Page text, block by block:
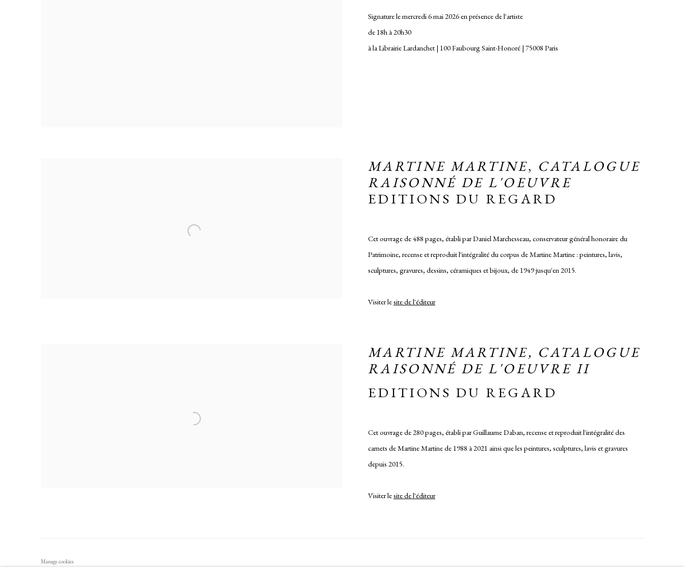
Signature le mercredi 6 mai 2026 en présence de l'artiste
de 18h à 20h30
à la Librairie Lardanchet | 100 Faubourg Saint-Honoré | 75008 Paris
MARTINE MARTINE, CATALOGUE
RAISONNÉ DE L'OEUVRE
EDITIONS DU REGARD
Cet ouvrage de 488 pages, établi par Daniel Marchesseau, conservateur général honoraire du
Patrimoine, recense et reproduit l'intégralité du corpus de Martine Martine : peintures, lavis,
sculptures, gravures, dessins, céramiques et bijoux, de 1949 jusqu'en 2015.
Visiter lesite de l'éditeur
MARTINE MARTINE, CATALOGUE
RAISONNÉ DE L'OEUVRE II
EDITIONS DU REGARD
Cet ouvrage de 280 pages, établi par Guillaume Daban, recense et reproduit l'intégralité des
carnets de Martine Martine de 1988 à 2021 ainsi que les peintures, sculptures, lavis et gravures
depuis 2015.
Visiter lesite de l'éditeur
Manage cookies